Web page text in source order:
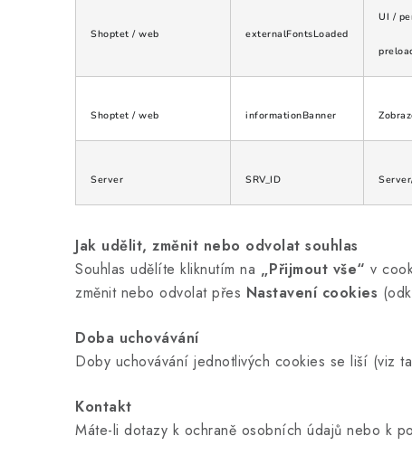
Shoptet / web externalFontsLoaded
UI /
Shoptet / web informationBanner
Server SRV_ID
Jak udělit, změnit nebo odvolat souhlas
Souhlas udělíte kliknutím na „Přijmout vše“ v
změnit nebo odvolat přes Nastavení cookies
Doba uchovávání
Doby uchovávání jednotlivých cookies se liší (viz
Kontakt
Máte-li dotazy k ochraně osobních údajů nebo k